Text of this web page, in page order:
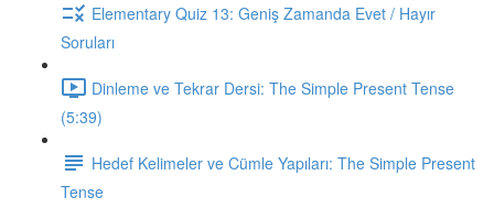
Elementary Quiz 13: Geniş Zamanda Evet / Hayır
Soruları
Dinleme ve Tekrar Dersi: The Simple Present Tense
(5:39)
Hedef Kelimeler ve Cümle Yapıları: The Simple Present
Tense